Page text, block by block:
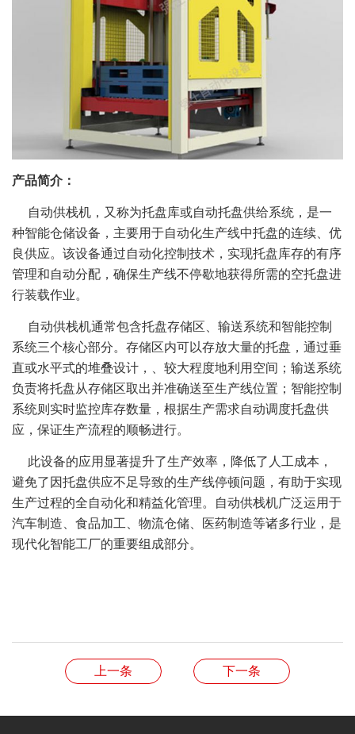
产品简介：
自动供栈机，又称为托盘库或自动托盘供给系统，是一
种智能仓储设备，主要用于自动化生产线中托盘的连续、优
良供应。该设备通过自动化控制技术，实现托盘库存的有序
管理和自动分配，确保生产线不停歇地获得所需的空托盘进
行装载作业。
自动供栈机通常包含托盘存储区、输送系统和智能控制
系统三个核心部分。存储区内可以存放大量的托盘，通过垂
直或水平式的堆叠设计，、较大程度地利用空间；输送系统
负责将托盘从存储区取出并准确送至生产线位置；智能控制
系统则实时监控库存数量，根据生产需求自动调度托盘供
应，保证生产流程的顺畅进行。
此设备的应用显著提升了生产效率，降低了人工成本，
避免了因托盘供应不足导致的生产线停顿问题，有助于实现
生产过程的全自动化和精益化管理。自动供栈机广泛运用于
汽车制造、食品加工、物流仓储、医药制造等诸多行业，是
现代化智能工厂的重要组成部分。
上一条 下一条